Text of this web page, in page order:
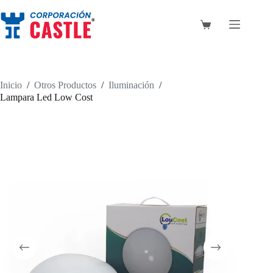
al
contenido
Carro
Inicio / Otros Productos / Iluminación /
Lampara Led Low Cost